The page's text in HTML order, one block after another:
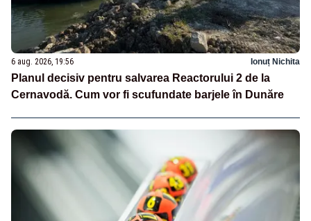
6 aug. 2026, 19:56 Ionuț Nichita
Planul decisiv pentru salvarea Reactorului 2 de la
Cernavodă. Cum vor fi scufundate barjele în Dunăre